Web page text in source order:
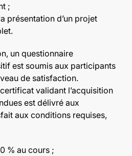
;
présentation d’un projet
un questionnaire
est soumis aux participants
de satisfaction.
validant l’acquisition
est délivré aux
aux conditions requises,
% au cours ;